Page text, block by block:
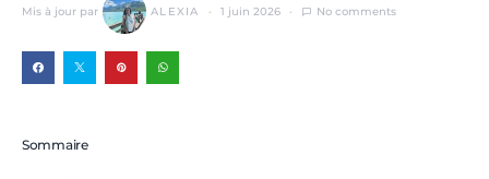
Mis à jour par ALEXIA 1 juin 2026 No comments
Sommaire